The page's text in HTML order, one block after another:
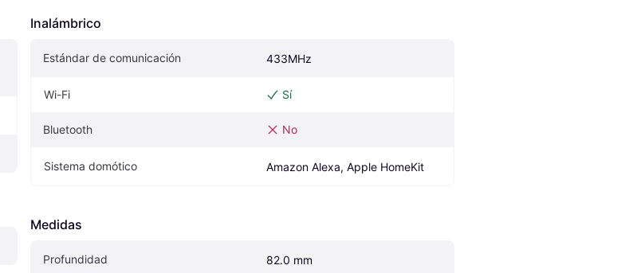
Inalámbrico
Estándar de comunicación 433MHz
Wi-Fi Sí
Bluetooth No
Sistema domótico Amazon Alexa, Apple HomeKit
Medidas
Profundidad 82.0 mm